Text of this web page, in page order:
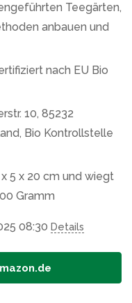
Teegärten,
anbauen und
nach EU Bio
10, 85232
Bio Kontrollstelle
5 x 20 cm und wiegt
Gramm
08:30 Details